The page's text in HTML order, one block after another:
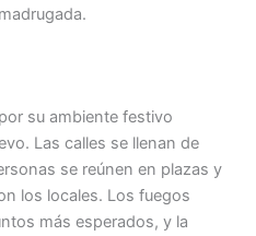
su ambiente festivo
Las calles se llenan de
se reúnen en plazas y
los locales. Los fuegos
más esperados, y la